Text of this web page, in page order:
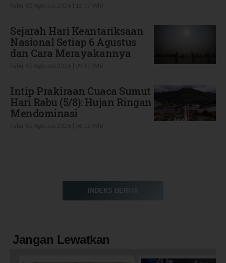
Sejarah Hari Keantariksaan
Nasional Setiap 6 Agustus
dan Cara Merayakannya
Intip Prakiraan Cuaca Sumut
Hari Rabu (5/8): Hujan Ringan
Mendominasi
INDEKS BERITA
Jangan Lewatkan